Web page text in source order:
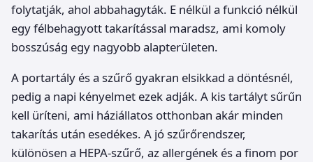
folytatják, ahol abbahagyták. E nélkül a funkció nélkül
egy félbehagyott takarítással maradsz, ami komoly
bosszúság egy nagyobb alapterületen.
A portartály és a szűrő gyakran elsikkad a döntésnél,
pedig a napi kényelmet ezek adják. A kis tartályt sűrűn
kell üríteni, ami háziállatos otthonban akár minden
takarítás után esedékes. A jó szűrőrendszer,
különösen a HEPA-szűrő, az allergének és a finom por